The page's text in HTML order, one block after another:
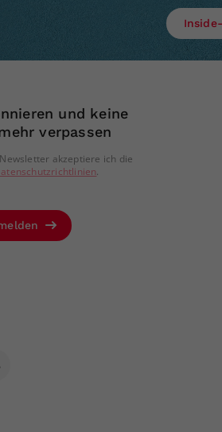
und keine
verpassen
akzeptiere ich die
.